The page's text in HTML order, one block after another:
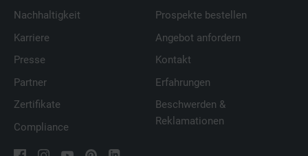
Nachhaltigkeit
Karriere
Presse
Partner
Zertifikate
Compliance
Prospekte bestellen
Angebot anfordern
Kontakt
Erfahrungen
Beschwerden &
Reklamationen